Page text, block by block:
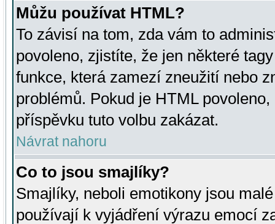
Můžu používat HTML?
To závisí na tom, zda vám to
povoleno, zjistíte, že jen některé
funkce, která zamezí zneužití nebo
problémů. Pokud je HTML
příspěvku tuto volbu zakázat.
Návrat nahoru
Co to jsou smajlíky?
Smajlíky, neboli emotikony jsou
používají k vyjádření výrazu emocí